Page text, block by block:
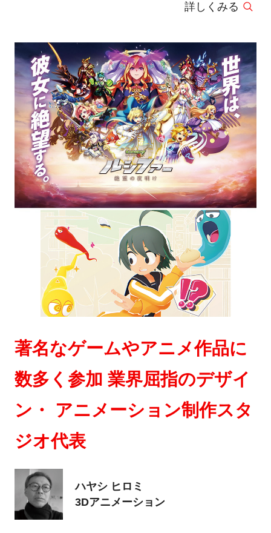
詳しくみる
著名なゲームやアニメ作品に
数多く参加 業界屈指のデザイ
ン・ アニメーション制作スタ
ジオ代表
ハヤシ ヒロミ
3Dアニメーション